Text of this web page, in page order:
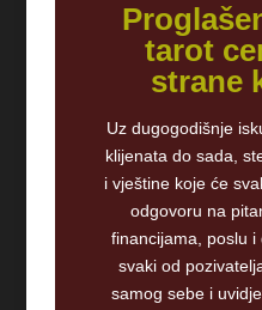
tarot
strane
Uz dugogodišnje
klijenata do sada,
i vještine koje će
odgovoru na
financijama, poslu
svaki od
samog sebe i